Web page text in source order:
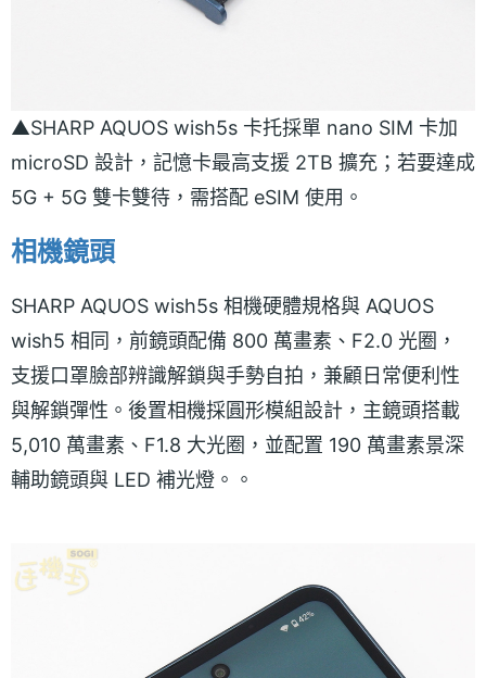
▲SHARP AQUOS wish5s 卡托採單 nano SIM 卡加
microSD 設計，記憶卡最高支援 2TB 擴充；若要達成
5G + 5G 雙卡雙待，需搭配 eSIM 使用。
相機鏡頭
SHARP AQUOS wish5s 相機硬體規格與 AQUOS
wish5 相同，前鏡頭配備 800 萬畫素、F2.0 光圈，
支援口罩臉部辨識解鎖與手勢自拍，兼顧日常便利性
與解鎖彈性。後置相機採圓形模組設計，主鏡頭搭載
5,010 萬畫素、F1.8 大光圈，並配置 190 萬畫素景深
輔助鏡頭與 LED 補光燈。。